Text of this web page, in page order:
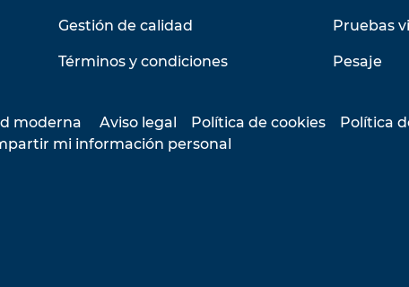
Gestión de calidad
Términos y condiciones
Pruebas
Pesaje
moderna Aviso legal Política de cookies Política
mi información personal